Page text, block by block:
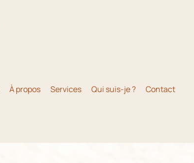
À propos Services Qui suis-je ? Contact